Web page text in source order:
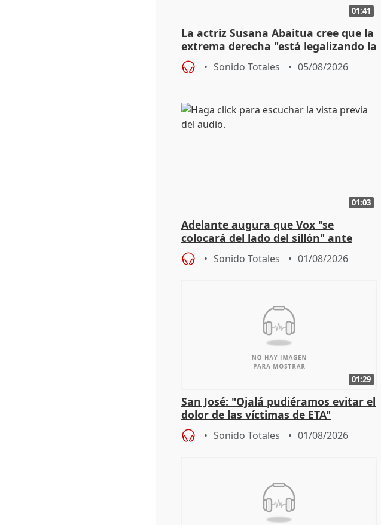
01:41
La actriz Susana Abaitua cree que la
extrema derecha "está legalizando la
homofobia"
Sonido Totales 05/08/2026
01:03
Adelante augura que Vox "se
colocará del lado del sillón" ante
iniciativas de la oposición
Sonido Totales 01/08/2026
01:29
San José: "Ojalá pudiéramos evitar el
dolor de las víctimas de ETA"
Sonido Totales 01/08/2026